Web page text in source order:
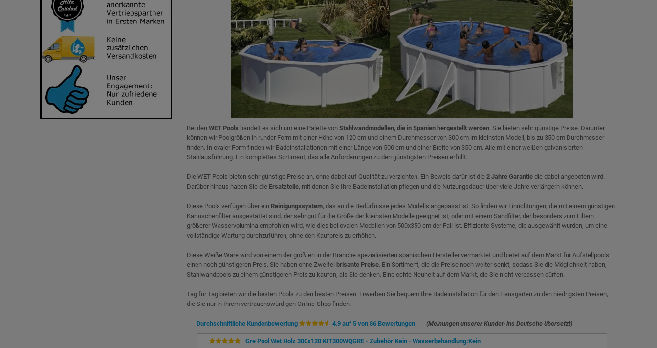
Bei den WET Pools handelt es sich um eine Palette von Stahlwandmodellen, die in Spanien hergestellt werden. Sie bieten sehr günstige Preise. Darunter
können wir Poolgrößen in runder Form mit einer Höhe von 120 cm und einem Durchmesser von 300 cm im kleinsten Modell, bis zu 350 cm Durchmesser
finden. In ovaler Form finden wir Badeinstallationen mit einer Länge von 500 cm und einer Breite von 350 cm. Alle mit einer weißen galvanisierten
Stahlausführung. Ein komplettes Sortiment, das alle Anforderungen zu den günstigsten Preisen erfüllt.
Die WET Pools bieten sehr günstige Preise an, ohne dabei auf Qualität zu verzichten. Ein Beweis dafür ist die 2 Jahre Garantie die dabei angeboten wird.
Darüber hinaus haben Sie die Ersatzteile, mit denen Sie Ihre Badeinstallation pflegen und die Nutzungsdauer über viele Jahre verlängern können.
Diese Pools verfügen über ein Reinigungssystem, das an die Bedürfnisse jedes Modells angepasst ist. So finden wir Einrichtungen, die mit einem günstigen
Kartuschenfilter ausgestattet sind, der sehr gut für die Größe der kleinsten Modelle geeignet ist, oder mit einem Sandfilter, der besonders zum Filtern
größerer Wasservolumina empfohlen wird, wie dies bei ovalen Modellen von 500x350 cm der Fall ist. Effiziente Systeme, die ausgewählt wurden, um eine
vollständige Wartung durchzuführen, ohne den Kaufpreis zu erhöhen.
Diese Weiße Ware wird von einem der größten in der Branche spezialisierten spanischen Hersteller vermarktet und bietet auf dem Markt für Aufstellpools
einen noch günstigeren Preis. Sie haben ohne Zweifel brisante Preise. Ein Sortiment, die die Preise noch weiter senkt, sodass Sie die Möglichkeit haben,
Stahlwandpools zu einem günstigeren Preis zu kaufen, als Sie denken. Eine echte Neuheit auf dem Markt, die Sie nicht verpassen dürfen.
Tag für Tag bieten wir die besten Pools zu den besten Preisen. Erwerben Sie bequem Ihre Badeinstallation für den Hausgarten zu den niedrigsten Preisen,
die Sie nur in Ihrem vertrauenswürdigen Online-Shop finden.
Durchschnittliche Kundenbewertung 4,9 auf 5 von 86 Bewertungen (Meinungen unserer Kunden ins Deutsche übersetzt)
Gre Pool Wet Holz 300x120 KIT300WQGRE - Zubehör:Kein - Wasserbehandlung:Kein